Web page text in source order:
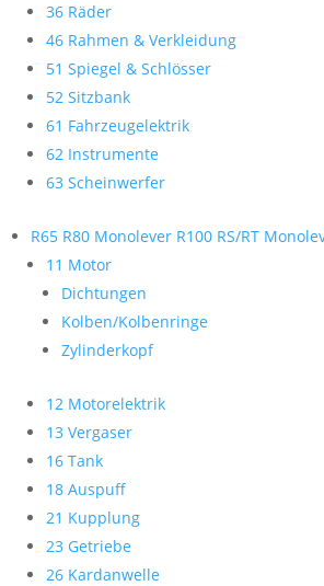
36 Räder
46 Rahmen & Verkleidung
51 Spiegel & Schlösser
52 Sitzbank
61 Fahrzeugelektrik
62 Instrumente
63 Scheinwerfer
R65 R80 Monolever R100 RS/RT
11 Motor
Dichtungen
Kolben/Kolbenringe
Zylinderkopf
12 Motorelektrik
13 Vergaser
16 Tank
18 Auspuff
21 Kupplung
23 Getriebe
26 Kardanwelle